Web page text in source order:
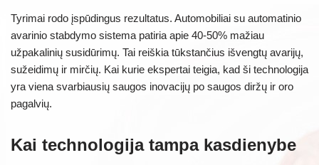
Tyrimai rodo įspūdingus rezultatus. Automobiliai su automatinio
avarinio stabdymo sistema patiria apie 40-50% mažiau
užpakalinių susidūrimų. Tai reiškia tūkstančius išvengtų avarijų,
sužeidimų ir mirčių. Kai kurie ekspertai teigia, kad ši technologija
yra viena svarbiausių saugos inovacijų po saugos diržų ir oro
pagalvių.
Kai technologija tampa kasdienybe